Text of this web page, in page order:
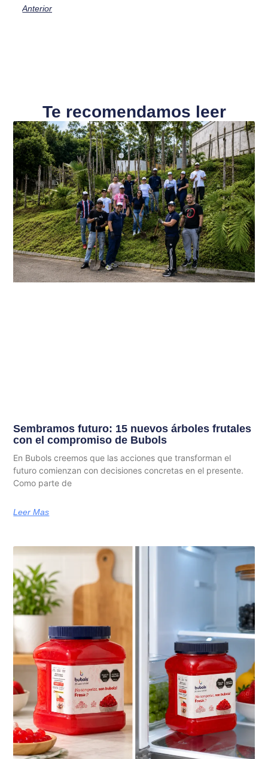
Anterior
Te recomendamos leer
Sembramos futuro: 15 nuevos árboles frutales
con el compromiso de Bubols
En Bubols creemos que las acciones que transforman el
futuro comienzan con decisiones concretas en el presente.
Como parte de
Leer Mas